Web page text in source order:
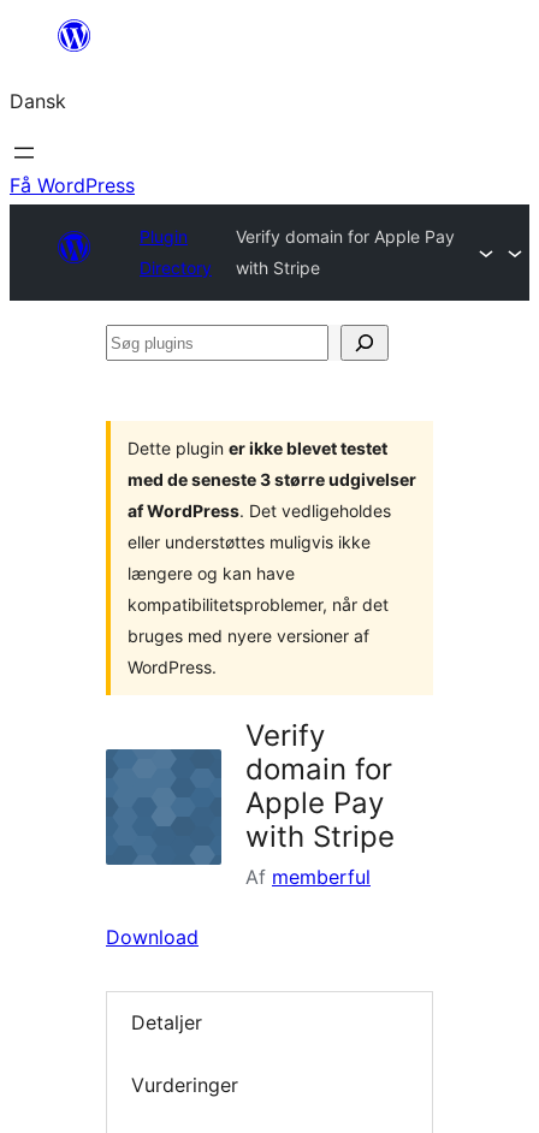
Spring
indhold
Dansk
Få WordPress
Plugin
Directory
Verify domain for Apple Pay
with Stripe
Søg
Dette plugin er ikke blevet testet
med de seneste 3 større udgivelser
af WordPress. Det vedligeholdes
eller understøttes muligvis ikke
længere og kan have
kompatibilitetsproblemer, når det
bruges med nyere versioner af
WordPress.
Verify
domain for
Apple Pay
with Stripe
Af memberful
Download
Detaljer
Vurderinger